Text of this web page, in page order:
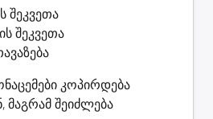
შეკვეთა
შეკვეთა
კოპირდება
მაგრამ შეიძლება